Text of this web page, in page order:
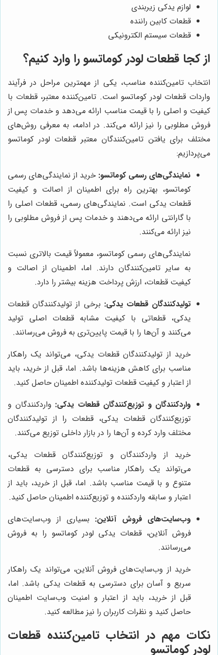
لوازم یدکی زیربندی
قطعات کابین راننده
قطعات سیستم الکترونیکی
از کجا قطعات لودر کوماتسو را وارد کنیم؟
انتخاب تامین‌کننده مناسب، یکی از مهمترین مراحل در فرآیند
واردات قطعات لودر کوماتسو است. تامین‌کننده معتبر، قطعات با
کیفیت و اصلی را با قیمت مناسب ارائه می‌دهد و خدمات پس از
فروش مطلوبی را نیز ارائه می‌کند. در ادامه، به معرفی روش‌های
مختلف برای یافتن تامین‌کنندگان معتبر قطعات لودر کوماتسو
می‌پردازیم:
نمایندگی‌های رسمی کوماتسو: خرید از نمایندگی‌های رسمی
کوماتسو، بهترین راه برای اطمینان از اصالت و کیفیت
قطعات یدکی است. نمایندگی‌های رسمی، قطعات اصلی را
با گارانتی ارائه می‌دهند و خدمات پس از فروش مطلوبی را
نیز ارائه می‌کنند.
نمایندگی‌های رسمی کوماتسو، معمولاً قیمت بالاتری نسبت
به سایر تامین‌کنندگان دارند. اما، اطمینان از اصالت و
کیفیت قطعات، ارزش پرداخت هزینه بیشتر را دارد.
تولیدکنندگان قطعات یدکی: برخی از تولیدکنندگان قطعات
یدکی، قطعاتی با کیفیت مشابه قطعات اصلی تولید
می‌کنند و آن‌ها را با قیمت پایین‌تری به فروش می‌رسانند.
خرید از تولیدکنندگان قطعات یدکی، می‌تواند یک راهکار
مناسب برای کاهش هزینه‌ها باشد. اما، قبل از خرید، باید
از اعتبار و کیفیت قطعات تولیدکننده اطمینان حاصل کنید.
واردکنندگان و توزیع‌کنندگان قطعات یدکی: واردکنندگان و
توزیع‌کنندگان قطعات یدکی، قطعات را از تولیدکنندگان
مختلف وارد کرده و آن‌ها را در بازار داخلی توزیع می‌کنند.
خرید از واردکنندگان و توزیع‌کنندگان قطعات یدکی،
می‌تواند یک راهکار مناسب برای دسترسی به قطعات
متنوع و با قیمت مناسب باشد. اما، قبل از خرید، باید از
اعتبار و سابقه واردکننده و توزیع‌کننده اطمینان حاصل کنید.
وب‌سایت‌های فروش آنلاین: بسیاری از وب‌سایت‌های
فروش آنلاین، قطعات یدکی لودر کوماتسو را به فروش
می‌رسانند.
خرید از وب‌سایت‌های فروش آنلاین، می‌تواند یک راهکار
سریع و آسان برای دسترسی به قطعات یدکی باشد. اما،
قبل از خرید، باید از اعتبار و امنیت وب‌سایت اطمینان
حاصل کنید و نظرات کاربران را نیز مطالعه کنید.
نکات مهم در انتخاب تامین‌کننده قطعات
لودر کوماتسو